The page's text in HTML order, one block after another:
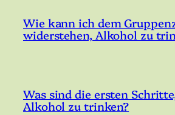
Wie kann ich dem
widerstehen, Alkohol zu
Was sind die ersten
Alkohol zu trinken?